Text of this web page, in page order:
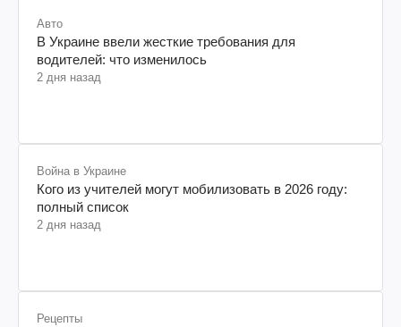
Авто
В Украине ввели жесткие требования для
водителей: что изменилось
2 дня назад
Война в Украине
Кого из учителей могут мобилизовать в 2026 году:
полный список
2 дня назад
Рецепты